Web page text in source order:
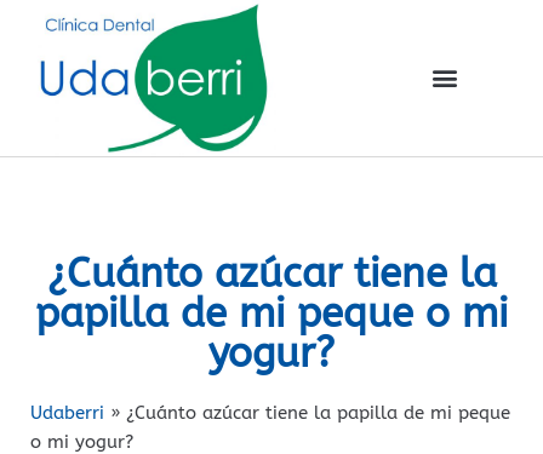
¿Cuánto azúcar tiene la
papilla de mi peque o mi
yogur?
Udaberri » ¿Cuánto azúcar tiene la papilla de mi peque
o mi yogur?